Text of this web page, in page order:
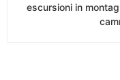
escursioni in